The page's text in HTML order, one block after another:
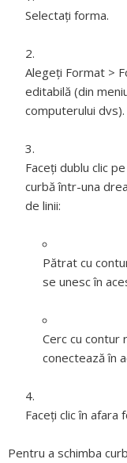
Selectați forma.
Alegeți Format >
editabilă (din
computerului dvs).
Faceți dublu clic
curbă într-una
de linii:
Pătrat cu
se unesc în
Cerc cu contur
conectează în
Faceți clic în afara
Pentru a schimba